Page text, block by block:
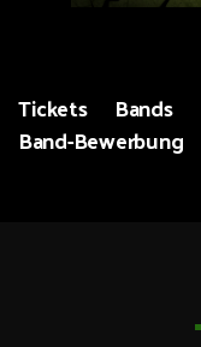
Tickets Bands
Band-Bewerbung